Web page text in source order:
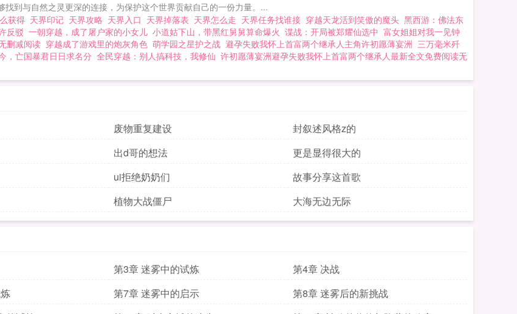
到与自然之灵更深的连接，为保护这个世界贡献自己的一份力量。...
获得 天界印记 天界攻略 天界入口 天界掉落表 天界怎么走 天界任务找谁接 穿越天龙活到笑傲的魔头 黑西游：佛法东
反驳 一朝穿越，成了屠户家的小女儿 小道姑下山，带黑红舅舅算命爆火 谍战：开局被郑耀仙选中 富女姐姐对我一见钟
删减阅读 穿越成了游戏里的炮灰角色 萌学园之星护之战 避孕失败我怀上首富两个继承人主角许初愿薄宴洲 三万毫米歼
，亡国暴君日日求名分 全民穿越：别人搞科技，我修仙 许初愿薄宴洲避孕失败我怀上首富两个继承人最新全文免费阅读无
废物重复建设
封叙述风格z的
出d哥的想法
更是显得很大的
ui拒绝奶奶们
故事分享这首歌
植物大战僵尸 大海无边无际
第3章 迷雾中的试炼
第4章 决战
第7章 迷雾中的启示
第8章 迷雾后的新挑战